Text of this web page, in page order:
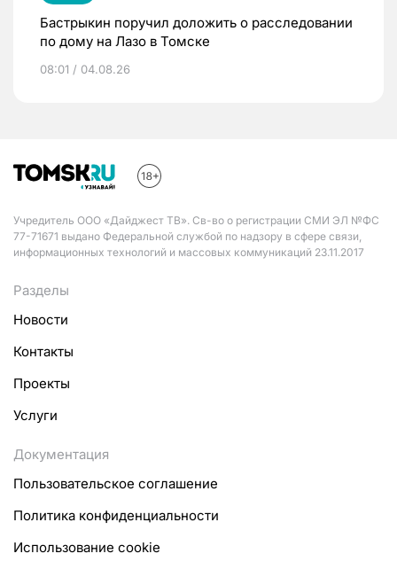
Бастрыкин поручил доложить о расследовании
по дому на Лазо в Томске
08:01 / 04.08.26
Учредитель ООО «Дайджест ТВ». Св-во о регистрации СМИ ЭЛ №ФС
77-71671 выдано Федеральной службой по надзору в сфере связи,
информационных технологий и массовых коммуникаций 23.11.2017
Разделы
Новости
Контакты
Проекты
Услуги
Документация
Пользовательское соглашение
Политика конфиденциальности
Использование cookie